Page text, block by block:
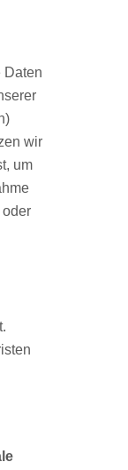
Daten
wir
um